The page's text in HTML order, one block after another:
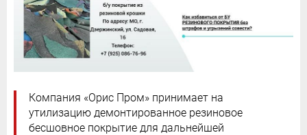
Компания «Орис Пром» принимает на
утилизацию демонтированное резиновое
бесшовное покрытие для дальнейшей